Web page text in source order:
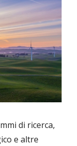
di ricerca,
e altre